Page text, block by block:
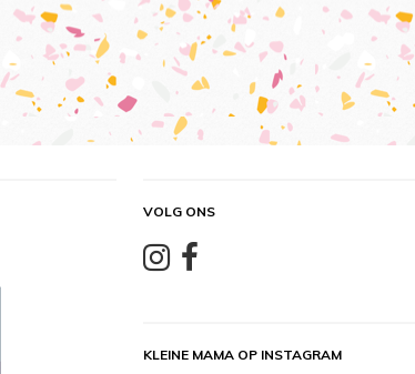
VOLG ONS
KLEINE MAMA OP INSTAGRAM